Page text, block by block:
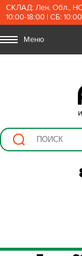
СКЛАД: Лен. Обл.,
10:00-18:00 | СБ:
Меню